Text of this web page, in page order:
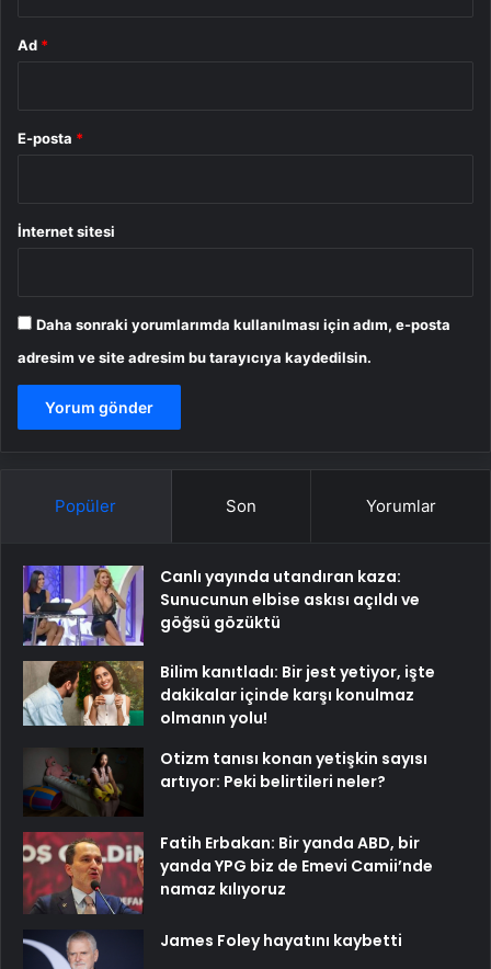
Ad *
E-posta *
İnternet sitesi
Daha sonraki yorumlarımda kullanılması için adım, e-posta
adresim ve site adresim bu tarayıcıya kaydedilsin.
Popüler Son Yorumlar
Canlı yayında utandıran kaza:
Sunucunun elbise askısı açıldı ve
göğsü gözüktü
Bilim kanıtladı: Bir jest yetiyor, işte
dakikalar içinde karşı konulmaz
olmanın yolu!
Otizm tanısı konan yetişkin sayısı
artıyor: Peki belirtileri neler?
Fatih Erbakan: Bir yanda ABD, bir
yanda YPG biz de Emevi Camii’nde
namaz kılıyoruz
James Foley hayatını kaybetti